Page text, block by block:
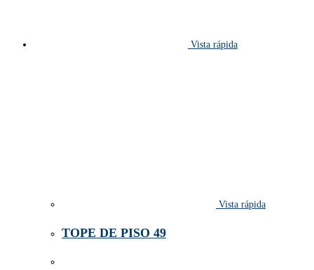
Vista rápida
Vista rápida
TOPE DE PISO 49